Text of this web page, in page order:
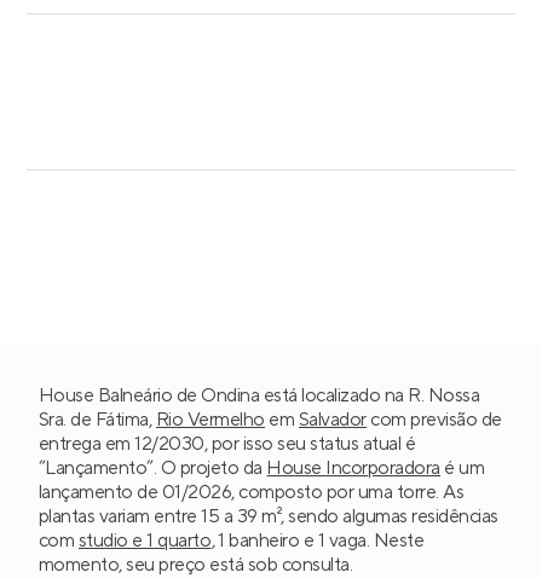
House Balneário de Ondina está localizado na R. Nossa
Sra. de Fátima, Rio Vermelho em Salvador com previsão de
entrega em 12/2030, por isso seu status atual é
“Lançamento”. O projeto da House Incorporadora é um
lançamento de 01/2026, composto por uma torre. As
plantas variam entre 15 a 39 m², sendo algumas residências
com studio e 1 quarto, 1 banheiro e 1 vaga. Neste
momento, seu preço está sob consulta.